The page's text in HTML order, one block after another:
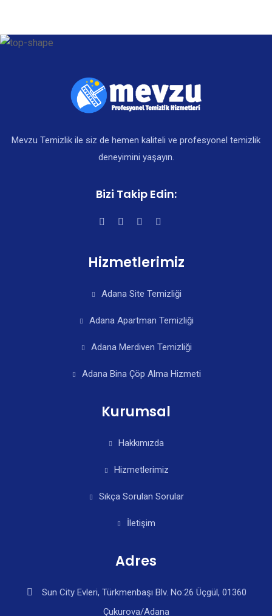
Mevzu Temizlik ile siz de hemen kaliteli ve profesyonel temizlik
deneyimini yaşayın.
Bizi Takip Edin:
Hizmetlerimiz
Adana Site Temizliği
Adana Apartman Temizliği
Adana Merdiven Temizliği
Adana Bina Çöp Alma Hizmeti
Kurumsal
Hakkımızda
Hizmetlerimiz
Sıkça Sorulan Sorular
İletişim
Adres
Sun City Evleri, Türkmenbaşı Blv. No:26 Üçgül, 01360
Çukurova/Adana